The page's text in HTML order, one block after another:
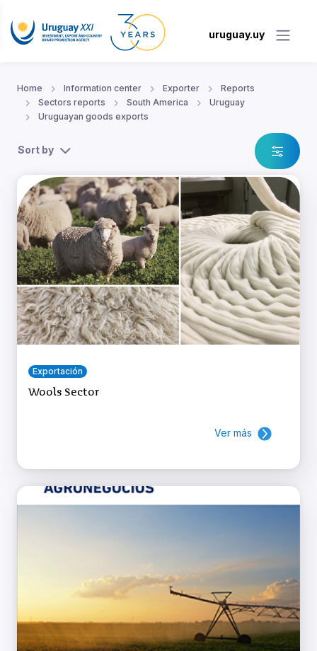
uruguay.uy
Home Information center Exporter
Reports
Sectors reports
South America
Uruguay
Uruguayan goods exports
Sort by
Exportación
Wools Sector
Ver más